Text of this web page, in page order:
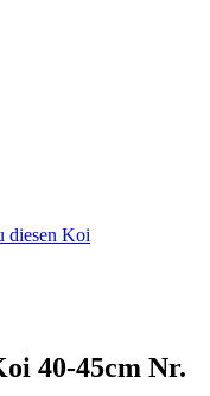
diesen Koi
40-45cm Nr.